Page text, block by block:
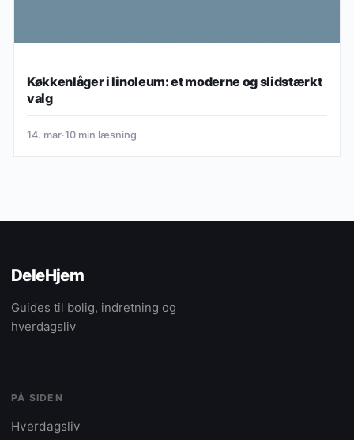
Køkkenlåger i linoleum: et moderne og slidstærkt
valg
14. mar·10 min læsning
DeleHjem
Guides til bolig, indretning og
hverdagsliv
PÅ SIDEN
Hverdagsliv